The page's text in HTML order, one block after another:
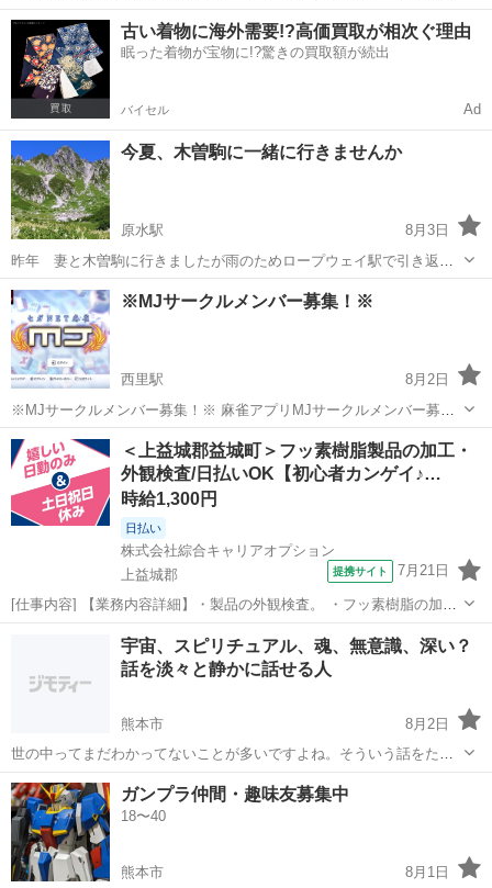
グルチャになります！ 年齢層は20-45歳で考えてます！ ぜひ、ご参加
してみませんか？🫰 ▼グループの雰囲気 ・メインはトーク！ →日常
のことや趣味の...
熊本 熊本市 友達
古い着物に海外需要!?高価買取が相次ぐ理由
眠った着物が宝物に!?驚きの買取額が続出
バイセル Ad
今夏、木曽駒に一緒に行きませんか
原水駅
8月3日
昨年 妻と木曽駒に行きましたが雨のためロープウェイ駅で引き返し
ました。 リベンジしたいですが、妻はもう行かないと言い出して。 1
人で行くのは淋しいし、だれか道連れは居ないかと思って募集した次
第です。 男女年齢問わず3〜4...
熊本 菊池郡 原水駅 近場
※MJサークルメンバー募集！※
西里駅
8月2日
※MJサークルメンバー募集！※ 麻雀アプリMJサークルメンバー募
集！ 4人麻雀3人麻雀でサークル内対戦で戦績つけたりしています！ ご
興味ある方はご連絡ください！
熊本 熊本市 西里駅 ゲーム/アプリ サークル
＜上益城郡益城町＞フッ素樹脂製品の加工・
外観検査/日払いOK【初心者カンゲイ♪…
時給1,300円
日払い
株式会社綜合キャリアオプション
上益城郡
提携サイト 7月21日
[仕事内容] 【業務内容詳細】・製品の外観検査。 ・フッ素樹脂の加工
業務全般。 【取扱製品情報】フッ素樹脂製品 。＋お仕事探しはコンシ
ェルスタッフにおまかせ＋。 あなたのお仕事探しをしっかりサポー
ト！ たとえば… 「もう...
上益城郡
宇宙、スピリチュアル、魂、無意識、深い？
話を淡々と静かに話せる人
熊本市
8月2日
世の中ってまだわかってないことが多いですよね。そういう話をただ
していける仲間を募集します。２ヶ月に一回ぐらい話せたらいいなぁ
と思っています。ただ陰謀論が好きな方やフラットアース説を信じて
いる方は遠慮お願いします。出来ればIN...
熊本 熊本市 友達
ガンプラ仲間・趣味友募集中
18〜40
熊本市 8月1日